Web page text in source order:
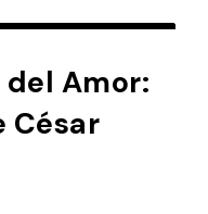
del Amor:
César